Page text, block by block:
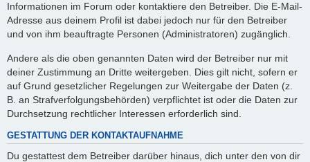
Informationen im Forum oder kontaktiere den Betreiber. Die E-Mail-
Adresse aus deinem Profil ist dabei jedoch nur für den Betreiber
und von ihm beauftragte Personen (Administratoren) zugänglich.
Andere als die oben genannten Daten wird der Betreiber nur mit
deiner Zustimmung an Dritte weitergeben. Dies gilt nicht, sofern er
auf Grund gesetzlicher Regelungen zur Weitergabe der Daten (z.
B. an Strafverfolgungsbehörden) verpflichtet ist oder die Daten zur
Durchsetzung rechtlicher Interessen erforderlich sind.
GESTATTUNG DER KONTAKTAUFNAHME
Du gestattest dem Betreiber darüber hinaus, dich unter den von dir